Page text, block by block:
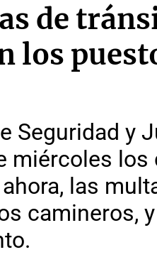
de
los
Seguridad y
miércoles
las
camineros,